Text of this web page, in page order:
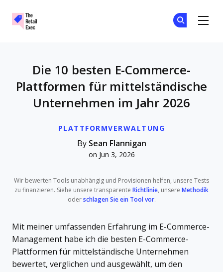
PLATTFORMVERWALTUNG
Die 10 besten E-Commerce-
Plattformen für mittelständische
Unternehmen im Jahr 2026
By Sean Flannigan
on Jun 3, 2026
Wir bewerten Tools unabhängig und Provisionen helfen, unsere Tests
zu finanzieren. Siehe unsere transparente Richtlinie, unsere Methodik
oder schlagen Sie ein Tool vor.
Mit meiner umfassenden Erfahrung im E-Commerce-
Management habe ich die besten E-Commerce-
Plattformen für mittelständische Unternehmen
bewertet, verglichen und ausgewählt, um den